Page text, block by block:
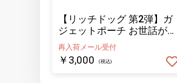
【リッチドッグ 第2弾】ガ
ジェットポーチ お世話が焼
けますね
再入荷メール受付
￥3,000 (税込)